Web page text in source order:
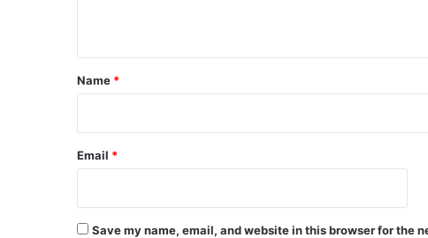
*
Name *
Email *
Save my name, email, and website in this browser for the